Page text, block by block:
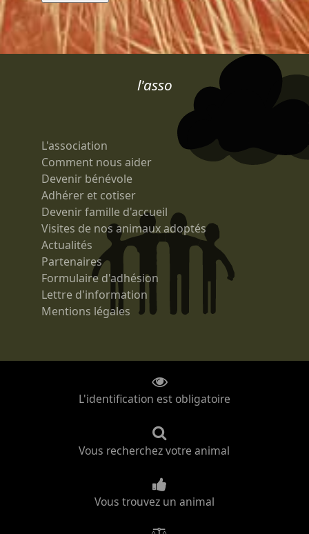
l'asso
L'association
Comment nous aider
Devenir bénévole
Adhérer et cotiser
Devenir famille d'accueil
Visites de nos animaux adoptés
Actualités
Partenaires
Formulaire d'adhésion
Lettre d'information
Mentions légales
L'identification est obligatoire
Vous recherchez votre animal
Vous trouvez un animal